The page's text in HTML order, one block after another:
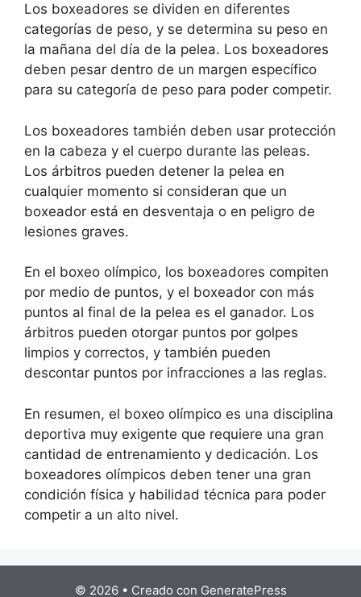
Los boxeadores se dividen en diferentes
categorías de peso, y se determina su peso en
la mañana del día de la pelea. Los boxeadores
deben pesar dentro de un margen específico
para su categoría de peso para poder competir.
Los boxeadores también deben usar protección
en la cabeza y el cuerpo durante las peleas.
Los árbitros pueden detener la pelea en
cualquier momento si consideran que un
boxeador está en desventaja o en peligro de
lesiones graves.
En el boxeo olímpico, los boxeadores compiten
por medio de puntos, y el boxeador con más
puntos al final de la pelea es el ganador. Los
árbitros pueden otorgar puntos por golpes
limpios y correctos, y también pueden
descontar puntos por infracciones a las reglas.
En resumen, el boxeo olímpico es una disciplina
deportiva muy exigente que requiere una gran
cantidad de entrenamiento y dedicación. Los
boxeadores olímpicos deben tener una gran
condición física y habilidad técnica para poder
competir a un alto nivel.
© 2026 • Creado con GeneratePress